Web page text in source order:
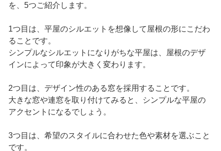
を、5つご紹介します。
1つ目は、平屋のシルエットを想像して屋根の形にこだわ
ることです。
シンプルなシルエットになりがちな平屋は、屋根のデザ
インによって印象が大きく変わります。
2つ目は、デザイン性のある窓を採用することです。
大きな窓や連窓を取り付けてみると、シンプルな平屋の
アクセントになるでしょう。
3つ目は、希望のスタイルに合わせた色や素材を選ぶこと
です。